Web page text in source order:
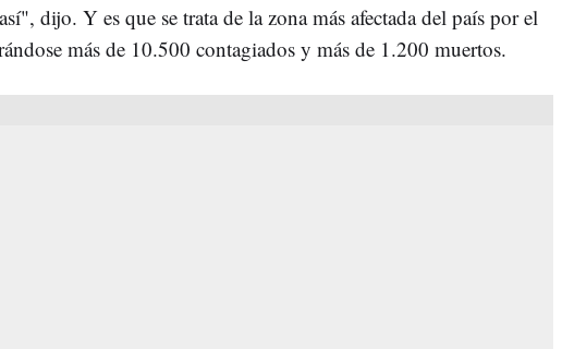
dijo. Y es que se trata de la zona más afectada del país por el
más de 10.500 contagiados y más de 1.200 muertos.